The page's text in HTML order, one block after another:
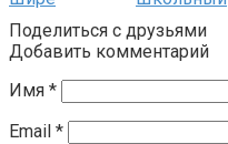
Поделиться с друзьями
Добавить комментарий
Имя *
Email *